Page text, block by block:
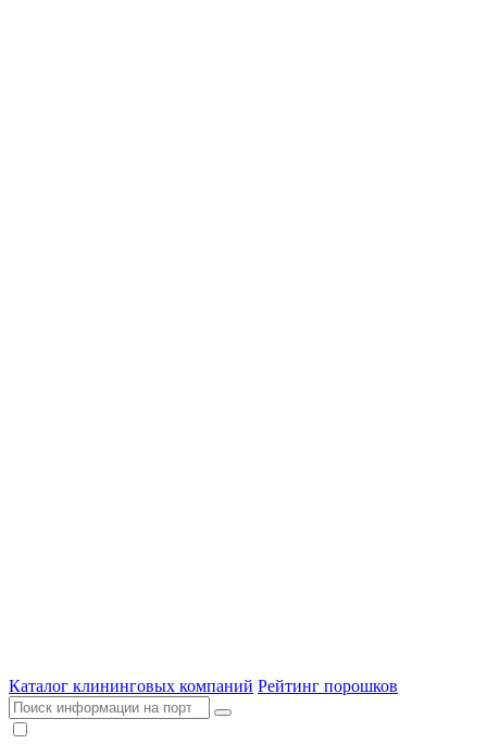
Каталог клининговых компаний Рейтинг порошков